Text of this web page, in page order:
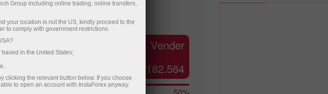
(%)
Vender
182.564
/ 4 years| Actual Forecast Previous| Line Bar
found
Group including online trading, online transfers,
your location is not the US, kindly proceed to the
to comply with government restrictions.
in the United States;
clicking the relevant button below. If you choose
to open an account with InstaForex anyway.